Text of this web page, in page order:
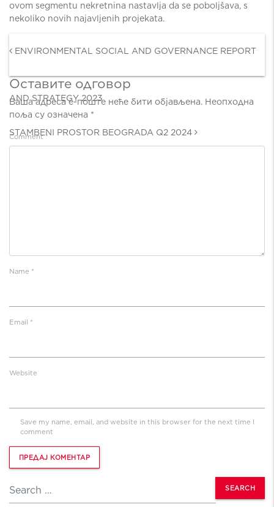
ovom segmentu nekretnina nastavlja da se poboljšava, s
nekoliko novih najavljenih projekata.
ENVIRONMENTAL SOCIAL AND GOVERNANCE REPORT
AND STRATEGY 2023
STAMBENI PROSTOR BEOGRADA Q2 2024
Оставите одговор
Ваша адреса е-поште неће бити објављена. Неопходна
поља су означена *
Comment*
Name *
Email *
Website
Save my name, email, and website in this browser for the next time I
comment